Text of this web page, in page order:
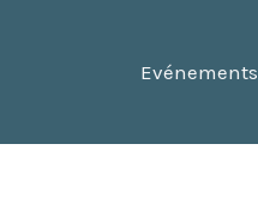
Evénements